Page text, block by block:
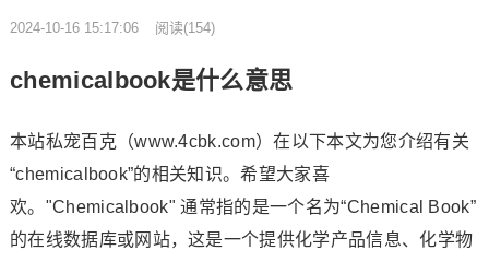
2024-10-16 15:17:06 阅读(154)
chemicalbook是什么意思
本站私宠百克（www.4cbk.com）在以下本文为您介绍有关
“chemicalbook”的相关知识。希望大家喜
欢。"Chemicalbook" 通常指的是一个名为“Chemical Book”
的在线数据库或网站，这是一个提供化学产品信息、化学物